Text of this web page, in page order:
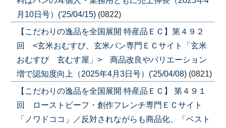
月10日号）('25/04/15) (0822)
【こだわりの逸品を全国展開 特産品ＥＣ】第４９２
回 <玄米おむすび、玄米パン専門ＥＣサイト「玄米
おむすび 玄むす屋」> 商品改良やバリエーション
増で認知度向上（2025年4月3日号）('25/04/08) (0821)
【こだわりの逸品を全国展開 特産品ＥＣ】 第４９１
回 ローストビーフ・創作フレンチ専門ＥＣサイト
「ノワドココ」／反対されながらも商品化、「ベスト